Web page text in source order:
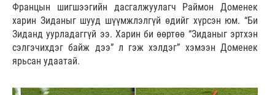
Францын шигшээгийн дасгалжуулагч Раймон Доменек
харин Зиданыг шууд шүүмжлэлгүй өдийг хүрсэн юм. “Би
Зиданд уурладаггүй ээ. Харин би өөртөө “Зиданыг эртхэн
сэлгэчихдэг байж дээ” л гэж хэлдэг” хэмээн Доменек
ярьсан удаатай.